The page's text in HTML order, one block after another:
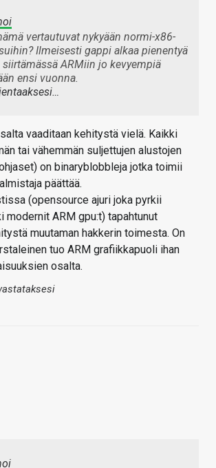
vertautuvat nykyään normi-x86-
Ilmeisesti gappi alkaa pienentyä
ARMiin jo kevyempiä
ensi vuonna.
vaaditaan kehitystä vielä. Kaikki
tai vähemmän suljettujen alustojen
on binaryblobbleja jotka toimii
päättää.
(opensource ajuri joka pyrkii
modernit ARM gpu:t) tapahtunut
muutaman hakkerin toimesta. On
tuo ARM grafiikkapuoli ihan
osalta.